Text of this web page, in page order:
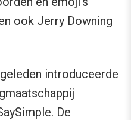
ook Jerry Downing
introduceerde
De